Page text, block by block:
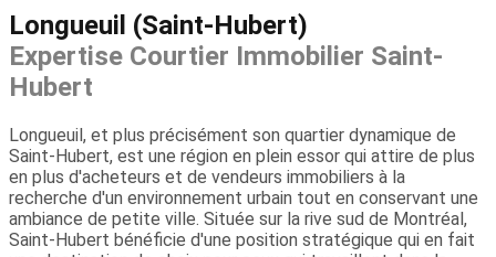
Longueuil (Saint-Hubert)
Expertise Courtier Immobilier Saint-
Hubert
Longueuil, et plus précisément son quartier dynamique de
Saint-Hubert, est une région en plein essor qui attire de plus
en plus d'acheteurs et de vendeurs immobiliers à la
recherche d'un environnement urbain tout en conservant une
ambiance de petite ville. Située sur la rive sud de Montréal,
Saint-Hubert bénéficie d'une position stratégique qui en fait